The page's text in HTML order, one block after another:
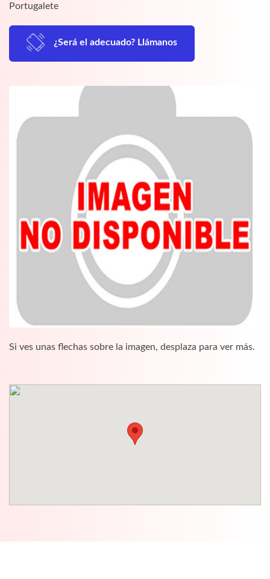
Portugalete
¿Será el adecuado? Llámanos
Si ves unas flechas sobre la imagen, desplaza para ver más.